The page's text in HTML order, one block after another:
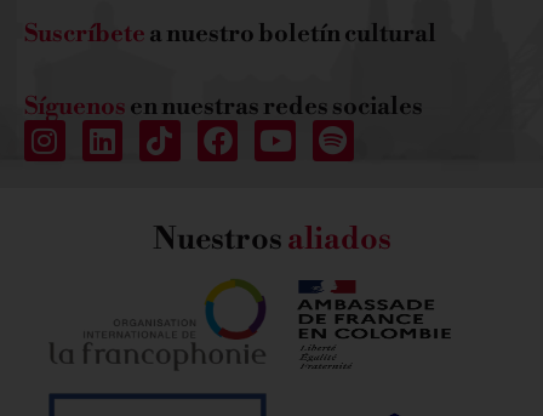
Suscríbete a nuestro boletín cultural
Síguenos en nuestras redes sociales
Nuestrosaliados